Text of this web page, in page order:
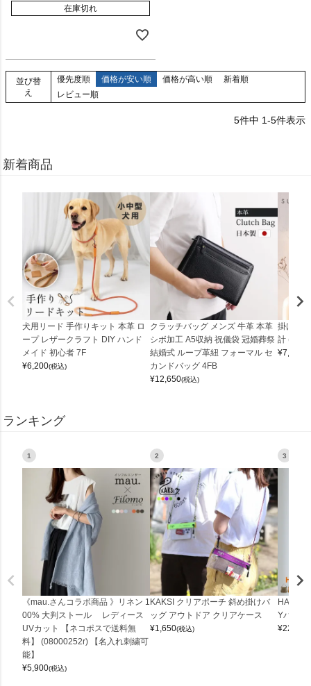
在庫切れ
並び替
え
優先度順 価格が安い順 価格が高い順
新着順
レビュー順
5件中 1-5件表示
新着商品
犬用リード 手作りキット 本革 ロ
ープ レザークラフト DIY ハンド
メイド 初心者 7F
¥6,200(税込)
クラッチバッグ メンズ 牛革 本革
シボ加工 A5収納 祝儀袋 冠婚葬祭
結婚式 ループ革紐 フォーマル セ
カンドバッグ 4FB
¥12,650(税込)
掛け時
計
¥7,150
ランキング
1
《mau.さんコラボ商品 》リネン 1
00% 大判ストール レディース
UVカット 【ネコポスで送料無
料】 (08000252r) 【名入れ刺繍可
能】
¥5,900(税込)
2
KAKSI クリアポーチ 斜め掛けバ
ッグ アウトドア クリアケース
¥1,650(税込)
3
Yバッグ
¥22,000